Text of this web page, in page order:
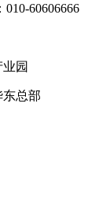
60606666
园
总部